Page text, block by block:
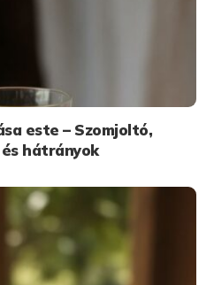
este – Szomjoltó,
hátrányok